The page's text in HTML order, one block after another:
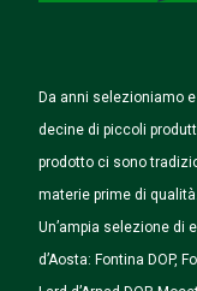
Da anni selezioniamo
decine di piccoli
prodotto ci sono
materie prime di qualità.
Un’ampia selezione di
d’Aosta: Fontina DOP,